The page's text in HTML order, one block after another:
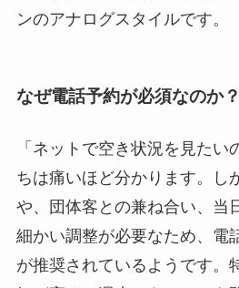
ンのアナログスタイルです。
なぜ電話予約が必須なのか？
「ネットで空き状況を見た
ちは痛いほど分かります。し
や、団体客との兼ね合い、当
細かい調整が必要なため、電
が推奨されているようです。